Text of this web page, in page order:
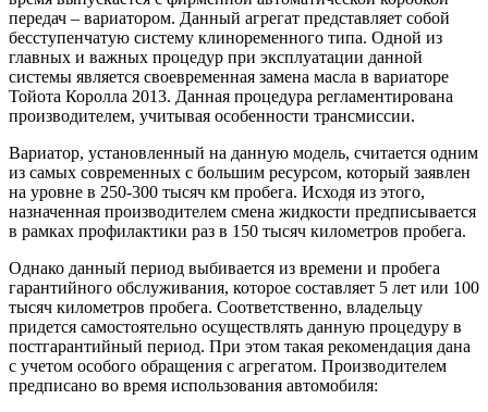
передач – вариатором. Данный агрегат представляет собой
бесступенчатую систему клиноременного типа. Одной из
главных и важных процедур при эксплуатации данной
системы является своевременная замена масла в вариаторе
Тойота Королла 2013. Данная процедура регламентирована
производителем, учитывая особенности трансмиссии.
Вариатор, установленный на данную модель, считается одним
из самых современных с большим ресурсом, который заявлен
на уровне в 250-300 тысяч км пробега. Исходя из этого,
назначенная производителем смена жидкости предписывается
в рамках профилактики раз в 150 тысяч километров пробега.
Однако данный период выбивается из времени и пробега
гарантийного обслуживания, которое составляет 5 лет или 100
тысяч километров пробега. Соответственно, владельцу
придется самостоятельно осуществлять данную процедуру в
постгарантийный период. При этом такая рекомендация дана
с учетом особого обращения с агрегатом. Производителем
предписано во время использования автомобиля: